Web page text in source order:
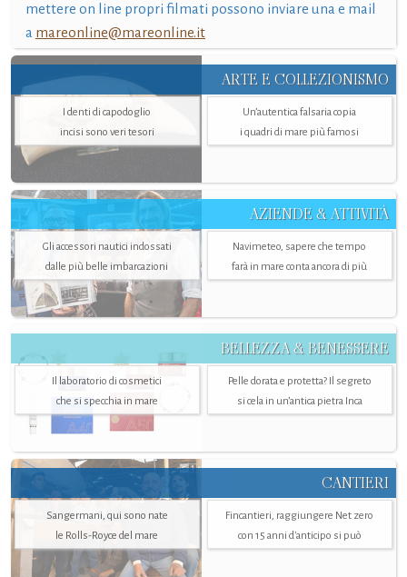
mettere on line propri filmati possono inviare una e mail
a mareonline@mareonline.it
ARTE E COLLEZIONISMO
I denti di capodoglio
incisi sono veri tesori
Un’autentica falsaria copia
i quadri di mare più famosi
AZIENDE & ATTIVITÀ
Gli accessori nautici indossati
dalle più belle imbarcazioni
Navimeteo, sapere che tempo
farà in mare conta ancora di più
BELLEZZA & BENESSERE
Il laboratorio di cosmetici
che si specchia in mare
Pelle dorata e protetta? Il segreto
si cela in un’antica pietra Inca
CANTIERI
Sangermani, qui sono nate
le Rolls-Royce del mare
Fincantieri, raggiungere Net zero
con 15 anni d'anticipo si può